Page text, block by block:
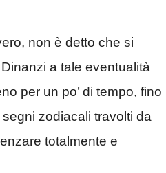
non è detto che si
a tale eventualità
per un po’ di tempo, fino
zodiacali travolti da
totalmente e